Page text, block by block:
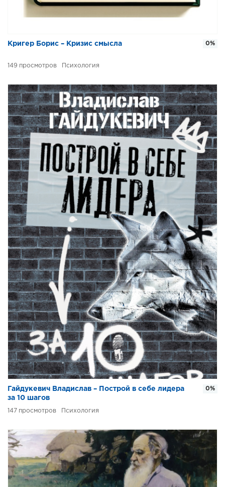
Кригер Борис – Кризис смысла
149 Психология
0%
Гайдукевич Владислав – Построй в себе лидера
за 10 шагов
147 Психология
0%